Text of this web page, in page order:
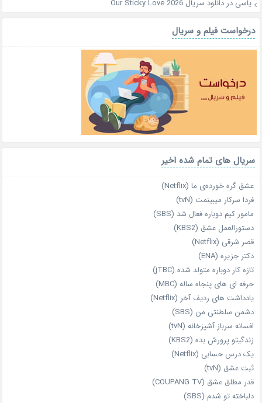
یاسی دردانلود سریال Our Sticky Love 2026
درخواست فیلم و سریال
سریال های تمام شده اخیر
عشق گره خورده‌ی ما (Netflix)
فردا سرکار میبینمت (tvN)
مامور کیم دوباره فعال شد (SBS)
دستورالعمل عشق (KBS2)
قصر شرقی (Netflix)
دکتر جزیره (ENA)
تازه‌ کار دوباره‌ متولد شده (jTBC)
حرفه‌ ای‌ های پنجاه‌ ساله (MBC)
یادداشت‌ های ردیف آخر (Netflix)
دشمن سلطنتی من (SBS)
افسانه سرباز آشپزخانه (tvN)
زندگیتو پرورش بده (KBS2)
یک درس حسابی (Netflix)
ثبت عشق (tvN)
قدر مطلق عشق (COUPANG TV)
دلباخته تو شدم (SBS)